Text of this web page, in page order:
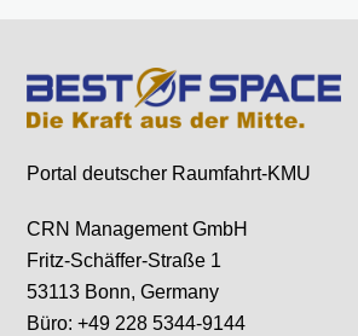
Portal deutscher Raumfahrt-KMU
CRN Management GmbH
Fritz-Schäffer-Straße 1
53113 Bonn, Germany
Büro: +49 228 5344-9144